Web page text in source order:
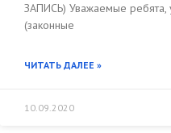
ЗАПИСЬ) Уважаемые ребята,
(законные
ЧИТАТЬ ДАЛЕЕ »
10.09.2020